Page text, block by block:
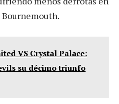
VS Crystal Palace:
su décimo triunfo